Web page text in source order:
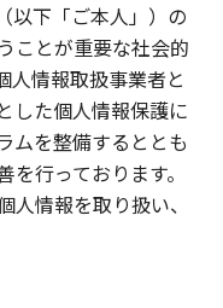
以下「ご本人」）の
ことが重要な社会的
人情報取扱事業者と
した個人情報保護に
ムを整備するととも
行っております。
情報を取り扱い、